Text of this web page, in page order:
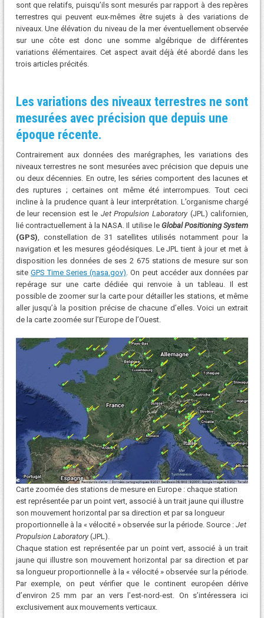
sont que relatifs, puisqu’ils sont mesurés par rapport à des repères
terrestres qui peuvent eux-mêmes être sujets à des variations de
niveaux. Une élévation du niveau de la mer éventuellement observée
sur une côte est donc une somme algébrique de différentes
variations élémentaires. Cet aspect avait déjà été abordé dans les
trois articles précités.
Les variations des niveaux terrestres ne sont
mesurées avec précision que depuis une
époque récente.
Contrairement aux données des marégraphes, les variations des
niveaux terrestres ne sont mesurées avec précision que depuis une
ou deux décennies. En outre, les séries comportent des lacunes et
des ruptures ; certaines ont même été interrompues. Tout ceci
incline à la prudence quant à leur interprétation. L’organisme chargé
de leur recension est le Jet Propulsion Laboratory (JPL) californien,
lié contractuellement à la NASA. Il utilise le Global Positioning System
(GPS), constellation de 31 satellites utilisés notamment pour la
navigation et les mesures géodésiques. Le JPL tient à jour et met à
disposition les données de ses 2 675 stations de mesure sur son
site GPS Time Series (nasa.gov). On peut accéder aux données par
repérage sur une carte dédiée qui renvoie à un tableau. Il est
possible de zoomer sur la carte pour détailler les stations, et même
aller jusqu’à la position précise de chacune d’elles. Voici un extrait
de la carte zoomée sur l’Europe de l’Ouest.
Carte zoomée des stations de mesure en Europe : chaque station
est représentée par un point vert, associé à un trait jaune qui illustre
son mouvement horizontal par sa direction et par sa longueur
proportionnelle à la « vélocité » observée sur la période. Source : Jet
Propulsion Laboratory(JPL).
Chaque station est représentée par un point vert, associé à un trait
jaune qui illustre son mouvement horizontal par sa direction et par
sa longueur proportionnelle à la « vélocité » observée sur la période.
Par exemple, on peut vérifier que le continent européen dérive
d’environ 25 mm par an vers l’est-nord-est. On s’intéressera ici
exclusivement aux mouvements verticaux.